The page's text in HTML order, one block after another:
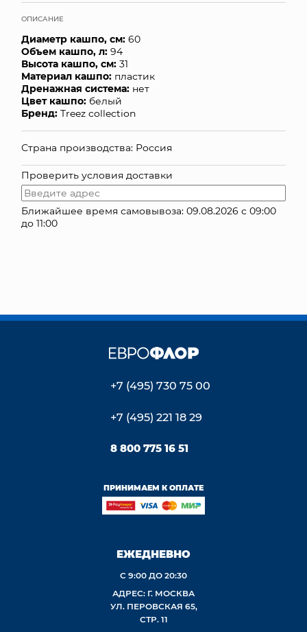
ДОСТАВКА И ОПЛАТА
КОНТАКТЫ
ОПИСАНИЕ
Диаметр кашпо, см: 60
Объем кашпо, л: 94
Высота кашпо, см: 31
Материал кашпо: пластик
Дренажная система: нет
Цвет кашпо: белый
Бренд: Treez collection
Страна производства: Россия
Проверить условия доставки
Ближайшее время самовывоза: 09.08.2026 с 09:00
до 11:00
+7 (495) 730 75 00
+7 (495) 221 18 29
8 800 775 16 51
ПРИНИМАЕМ К ОПЛАТЕ
ЕЖЕДНЕВНО
С 9:00 ДО 20:30
АДРЕС: Г. МОСКВА
УЛ. ПЕРОВСКАЯ 65,
СТР. 11